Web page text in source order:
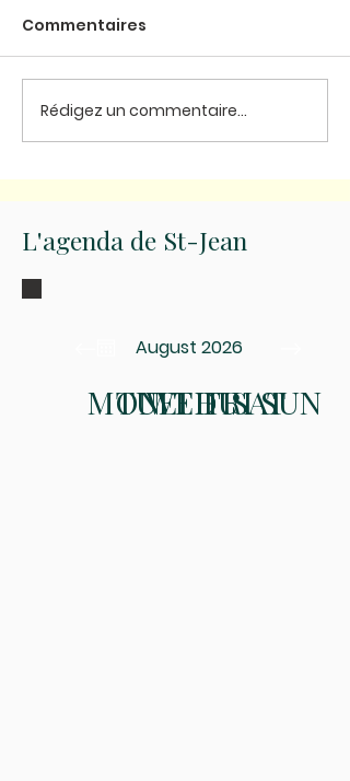
Pèlerinage à Notre
Dame de Paris
Commentaires
Rédigez un commentaire...
L'agenda de St-Jean
August 2026
MON
TUEWED
THU
FRISATSUN